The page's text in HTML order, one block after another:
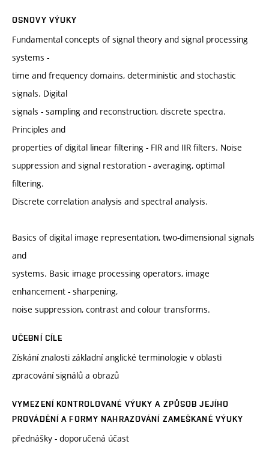
OSNOVY VÝUKY
Fundamental concepts of signal theory and signal processing
systems -
time and frequency domains, deterministic and stochastic
signals. Digital
signals - sampling and reconstruction, discrete spectra.
Principles and
properties of digital linear filtering - FIR and IIR filters. Noise
suppression and signal restoration - averaging, optimal
filtering.
Discrete correlation analysis and spectral analysis.
Basics of digital image representation, two-dimensional signals
and
systems. Basic image processing operators, image
enhancement - sharpening,
noise suppression, contrast and colour transforms.
UČEBNÍ CÍLE
Získání znalosti základní anglické terminologie v oblasti
zpracování signálů a obrazů
VYMEZENÍ KONTROLOVANÉ VÝUKY A ZPŮSOB JEJÍHO
PROVÁDĚNÍ A FORMY NAHRAZOVÁNÍ ZAMEŠKANÉ VÝUKY
přednášky - doporučená účast